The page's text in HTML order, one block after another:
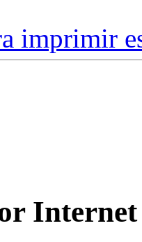
imprimir
Internet